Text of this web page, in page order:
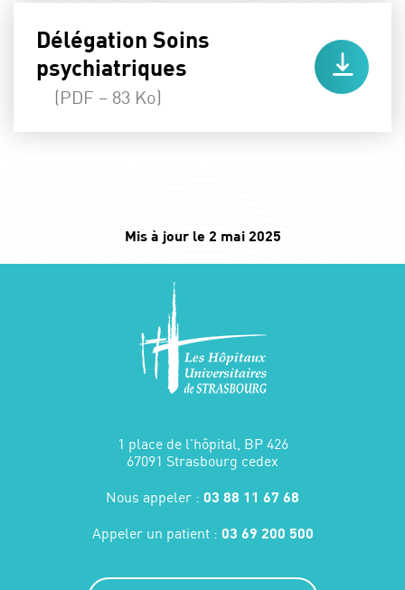
Délégation Soins
psychiatriques
(PDF – 83 Ko)
Mis à jour le 2 mai 2025
1 place de l'hôpital, BP 426
67091 Strasbourg cedex
Nous appeler : 03 88 11 67 68
Appeler un patient : 03 69 200 500